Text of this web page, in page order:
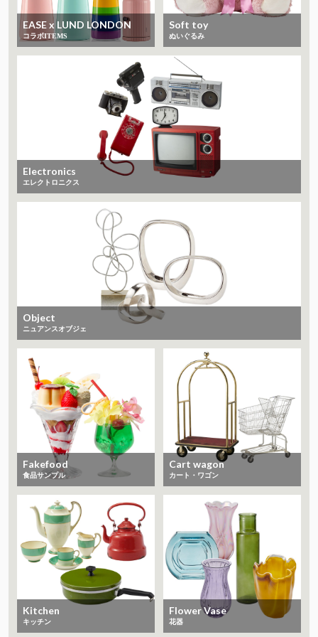
EASE x LUND LONDON
コラボITEMS
Soft toy
ぬいぐるみ
Electronics
エレクトロニクス
Object
ニュアンスオブジェ
Fakefood
食品サンプル
Cart wagon
カート・ワゴン
Kitchen
キッチン
Flower Vase
花器